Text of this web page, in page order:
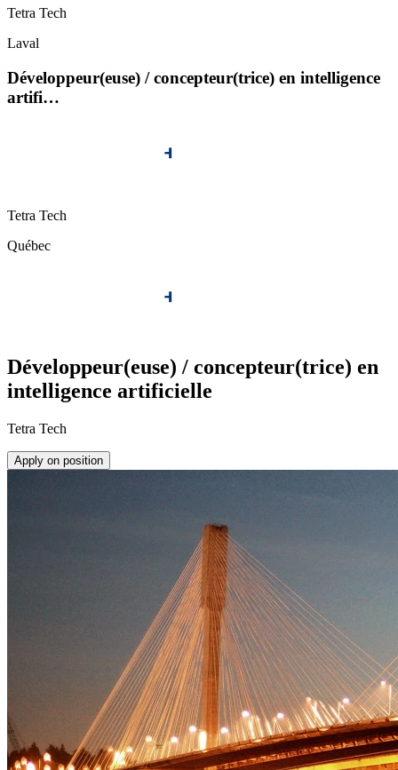
Tetra Tech
Laval
Développeur(euse) / concepteur(trice) en intelligence
artifi…
Tetra Tech
Québec
Développeur(euse) / concepteur(trice) en
intelligence artificielle
Tetra Tech
Apply on position